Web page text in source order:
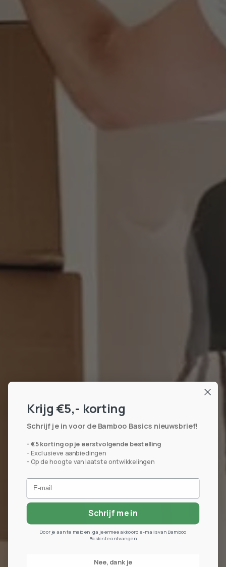
Krijg €5,- korting
Schrijf je in voor de Bamboo Basics nieuwsbrief!
- €5 korting op je eerstvolgende bestelling
- Exclusieve aanbiedingen
- Op de hoogte van laatste ontwikkelingen
Schrijf me in
Door je aan te melden, ga je ermee akkoord e-mails van Bamboo
Basics te ontvangen
Nee, dank je